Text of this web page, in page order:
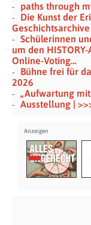
paths through
Die Kunst der
Geschichtsarchive
Schülerinnen
um den
Online-Voting…
Bühne frei für
2026
„Aufwartung
Ausstellung |